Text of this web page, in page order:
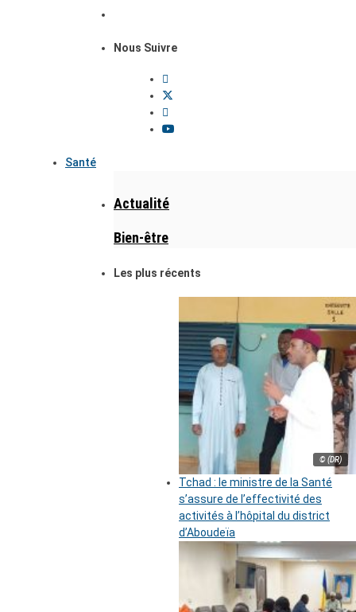
Nous Suivre
Santé
Actualité
Bien-être
Les plus récents
© (DR)
Tchad : le ministre de la Santé
s’assure de l’effectivité des
activités à l’hôpital du district
d’Aboudeïa